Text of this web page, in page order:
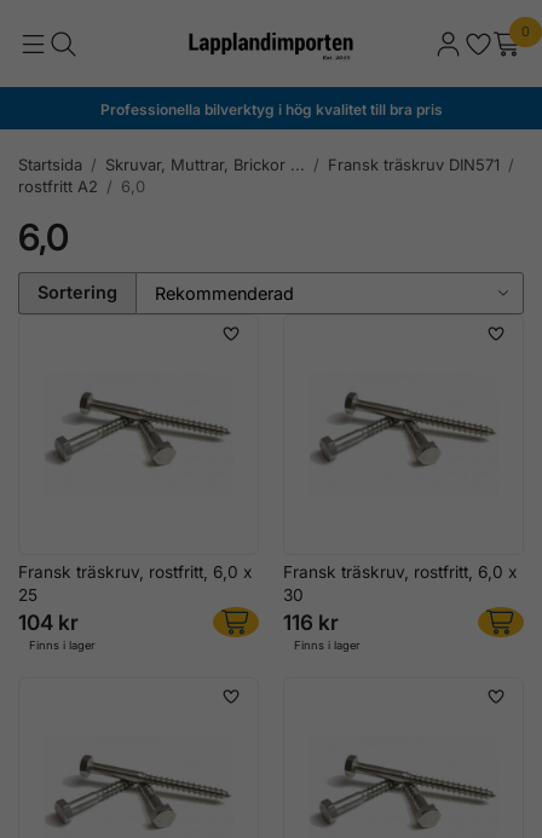
0
Professionella bilverktyg i hög kvalitet till bra pris
Startsida / Skruvar, Muttrar, Brickor ... / Fransk träskruv DIN571 /
rostfritt A2 / 6,0
6,0
Sortering
Fransk träskruv, rostfritt, 6,0 x
25
104 kr
Finns i lager
Fransk träskruv, rostfritt, 6,0 x
30
116 kr
Finns i lager